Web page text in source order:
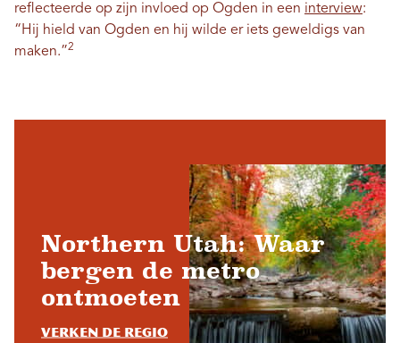
reflecteerde op zijn invloed op Ogden in een interview:
“Hij hield van Ogden en hij wilde er iets geweldigs van
maken.”2
Northern Utah: Waar
bergen de metro
ontmoeten
Verken de regio